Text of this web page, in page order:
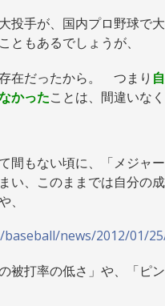
投手が、国内プロ野球で
ともあるでしょうが、
在だったから。 つまり
かったことは、間違いな
間もない頃に、「メジャ
い、このままでは自分の
、
news/2012/01/
被打率の低さ」や、「ピ